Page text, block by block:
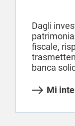
Dagli
fiscale,
banca
Mi